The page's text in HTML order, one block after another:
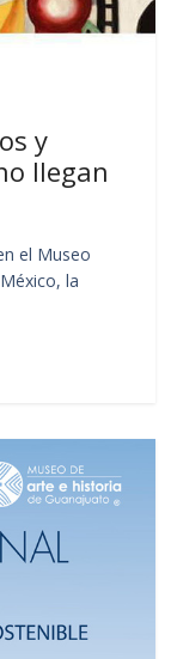
y
llegan
el Museo
la